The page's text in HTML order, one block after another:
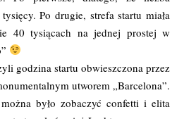
Po drugie, strefa startu miała
40 tysiącach na jednej prostej w
godzina startu obwieszczona przez
utworem „Barcelona”.
było zobaczyć confetti i elita